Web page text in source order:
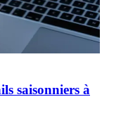
saisonniers à